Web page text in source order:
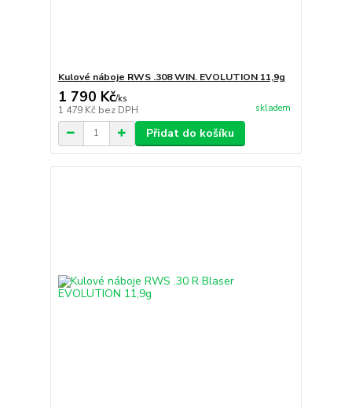
Kulové náboje RWS .308 WIN. EVOLUTION 11,9g
1 790 Kč/ks
1 479 Kč bez DPH skladem
Přidat do košíku